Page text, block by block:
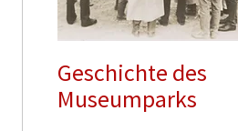
Geschichte des
Museumparks